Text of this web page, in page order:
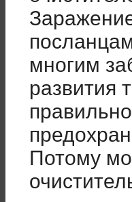
многим
развития
Потому